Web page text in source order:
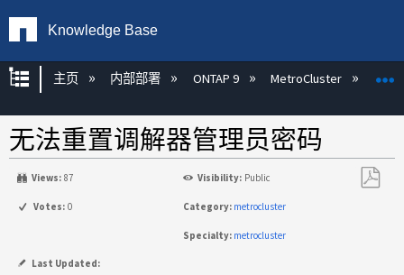
Knowledge Base
扩展/隐缩全局层次
主页 内部部署 ONTAP 9 MetroCluster
无法重置调解器管理员密码
Views: 87 Visibility: Public
Votes: 0 Category: metrocluster
Specialty: metrocluster
Last Updated: